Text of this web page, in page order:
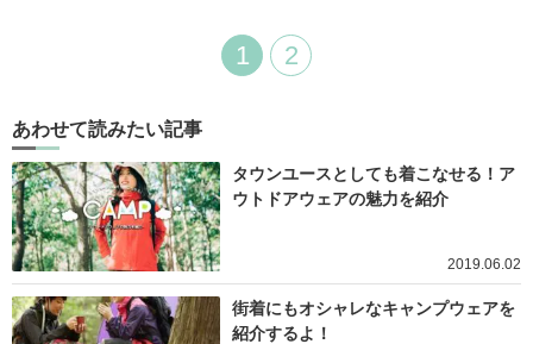
1 2
あわせて読みたい記事
タウンユースとしても着こなせる！ア
ウトドアウェアの魅力を紹介
2019.06.02
街着にもオシャレなキャンプウェアを
紹介するよ！